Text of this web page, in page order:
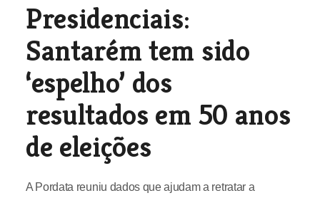
Presidenciais:
Santarém tem sido
‘espelho’ dos
resultados em 50 anos
de eleições
A Pordata reuniu dados que ajudam a retratar a